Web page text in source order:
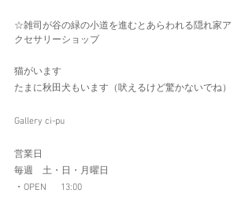
☆雑司が谷の緑の小道を進むとあらわれる隠れ家ア
クセサリーショップ
猫がいます
たまに秋田犬もいます（吠えるけど驚かないでね）
Gallery ci-pu
営業日
毎週　土・日・月曜日
・OPEN  　13:00